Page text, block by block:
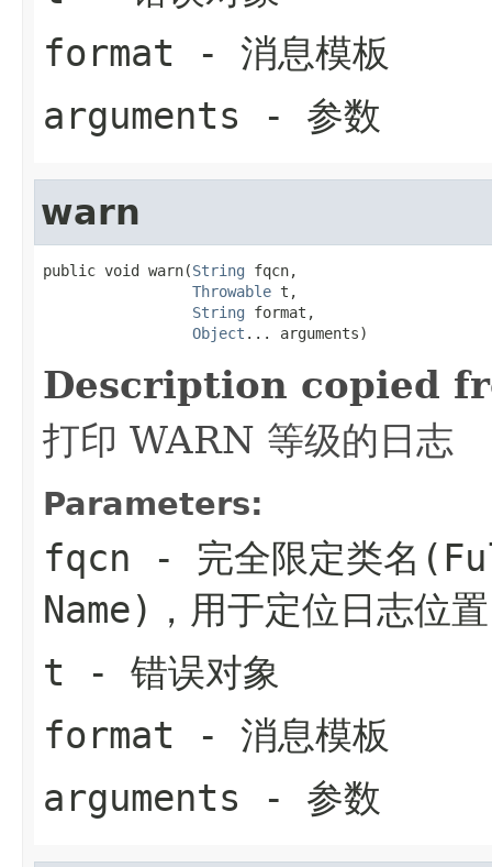
format - 消息模板
arguments - 参数
warn
public void warn(String fqcn,
Throwable t,
String format,
Object ... arguments)
Description copied
打印 WARN 等级的日志
Parameters:
fqcn - 完全限定类名
Name)，用于定位日志位置
t - 错误对象
format - 消息模板
arguments - 参数